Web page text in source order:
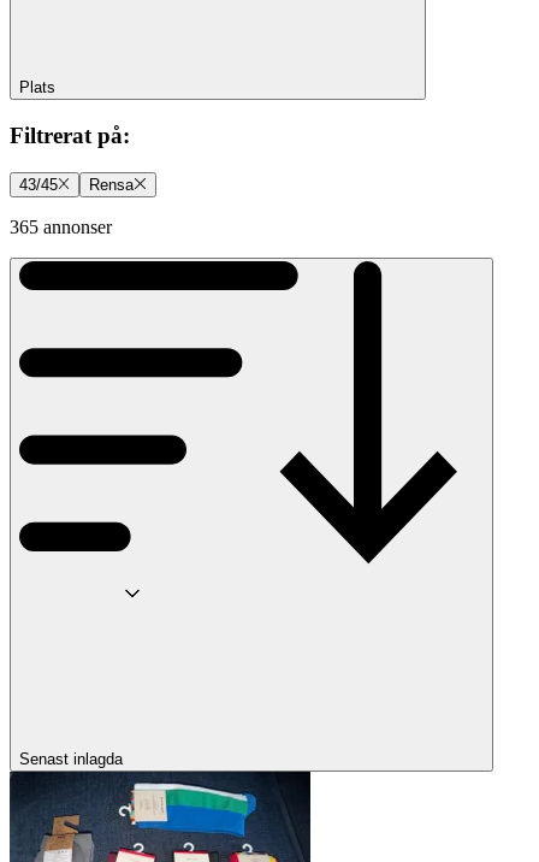
Plats
Filtrerat på:
43/45 Rensa
365 annonser
Senast inlagda